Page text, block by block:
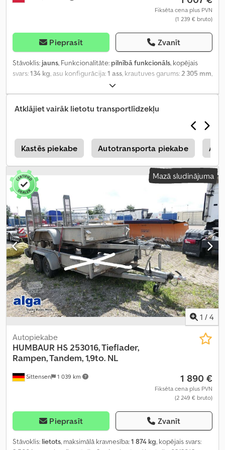
Fiksēta cena plus PVN
(1 239 € bruto)
Pieprasīt Zvanīt
Stāvoklis: jauns, Funkcionalitāte: pilnībā funkcionāls, kopējais
svars:134 kg, asu konfigurācija:1 ass, krautuves garums:2 305 mm,
1 256 mm
augstums:300 mm, riepas izmērs:155/70 R13, piekabes bremze:
piekabe bez bremzēm
, Ražošanas gads: 2026
Atklājiet vairāk lietotu transportlīdzekļu
Kastēs piekabe Autotransporta piekabe
Mazā sludinājuma
1 / 4
Sittensen 1 039 km
Autopiekabe
HUMBAUR HS 253016, Tieflader,
Rampen, Tandem, 1,9to. NL
1 890 €
Fiksēta cena plus PVN
(2 249 € bruto)
Pieprasīt Zvanīt
Stāvoklis: lietots, maksimālā kravnesība:1 874 kg, kopējais svars: